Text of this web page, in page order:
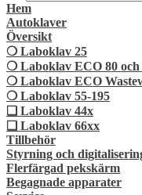
Hem
Autoklaver
Översikt
❍ Laboklav 25
❍ Laboklav ECO 80 och
❍ Laboklav ECO
❍ Laboklav 55-195
❏ Laboklav 44x
❏ Laboklav 66xx
Tillbehör
Styrning och
Flerfärgad pekskärm
Begagnade apparater